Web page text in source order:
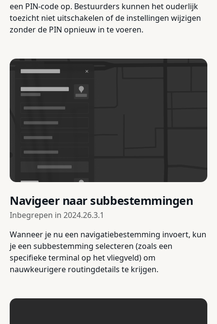
een PIN-code op. Bestuurders kunnen het ouderlijk
toezicht niet uitschakelen of de instellingen wijzigen
zonder de PIN opnieuw in te voeren.
Navigeer naar subbestemmingen
Inbegrepen in 2024.26.3.1
Wanneer je nu een navigatiebestemming invoert, kun
je een subbestemming selecteren (zoals een
specifieke terminal op het vliegveld) om
nauwkeurigere routingdetails te krijgen.